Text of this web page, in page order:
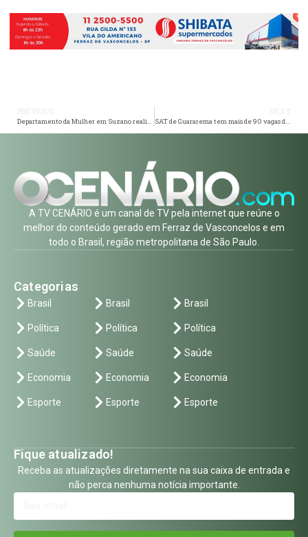
Departamento da Mulher em Suzano realiza 28 atendimentos na primeira semana de funcionamento SAT de Guararema tem mais de 90 vagas de emprego disponíveis, com destaque para a construção civil
A TV CENÁRIO é um canal de TV pela internet que reúne o
melhor do conteúdo gerado em Ferraz de Vasconcelos e em
todo o Brasil, região metropolitana de São Paulo.
Categorias
Brasil
Política
Saúde
Economia
Esporte
Brasil
Política
Saúde
Economia
Esporte
Brasil
Política
Saúde
Economia
Esporte
Fique atualizado!
Receba as atualizações diretamente na sua caixa de entrada e
não perca nenhuma notícia importante.